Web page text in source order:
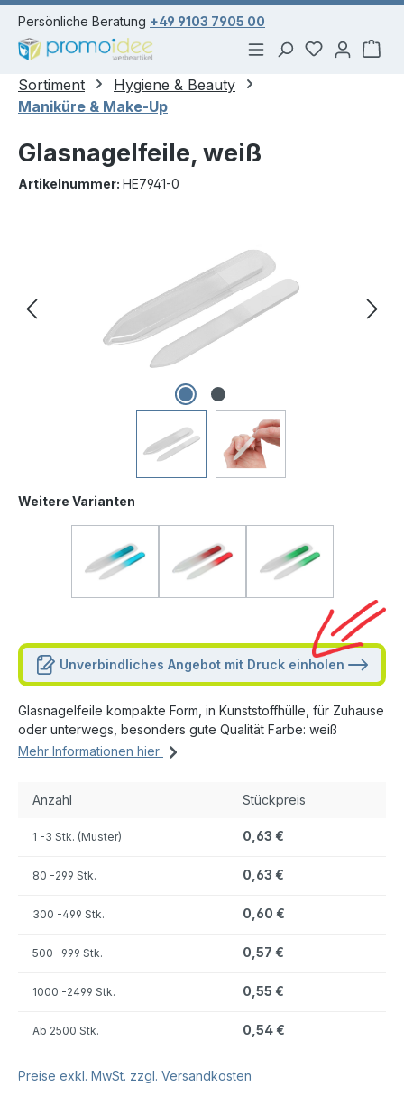
springen
Persönliche Beratung +49 9103 7905 00
Du hast 0
Sortiment
Hygiene & Beauty
Maniküre & Make-Up
Glasnagelfeile, weiß
Artikelnummer: HE7941-0
Weitere Varianten
Unverbindliches Angebot mit Druck einholen
Glasnagelfeile kompakte Form, in Kunststoffhülle, für Zuhause
oder unterwegs, besonders gute Qualität Farbe: weiß
Mehr Informationen hier
Anzahl Stückpreis
1 -3 Stk. (Muster) 0,63 €
80 -299 Stk. 0,63 €
300 -499 Stk. 0,60 €
500 -999 Stk. 0,57 €
1000 -2499 Stk. 0,55 €
Ab 2500 Stk. 0,54 €
Preise exkl. MwSt. zzgl. Versandkosten